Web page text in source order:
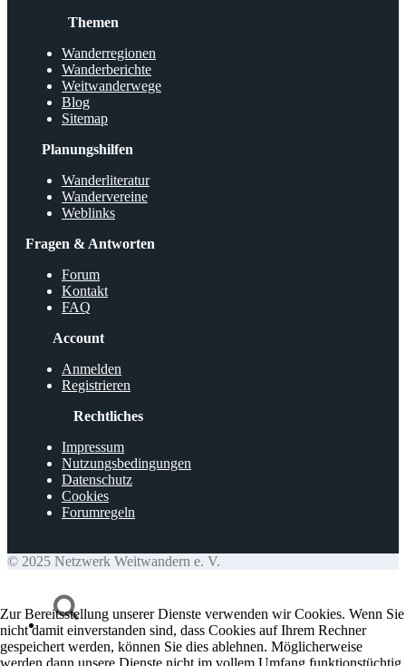
Themen
Wanderregionen
Wanderberichte
Weitwanderwege
Blog
Sitemap
Planungshilfen
Wanderliteratur
Wandervereine
Weblinks
Fragen & Antworten
Forum
Kontakt
FAQ
Account
Anmelden
Registrieren
Rechtliches
Impressum
Nutzungsbedingungen
Datenschutz
Cookies
Forumregeln
© 2025 Netzwerk Weitwandern e. V.
Zur Bereitsstellung unserer Dienste verwenden wir Cookies. Wenn Sie
nicht damit einverstanden sind, dass Cookies auf Ihrem Rechner
gespeichert werden, können Sie dies ablehnen. Möglicherweise
werden dann unsere Dienste nicht im vollem Umfang funktionstüchtig